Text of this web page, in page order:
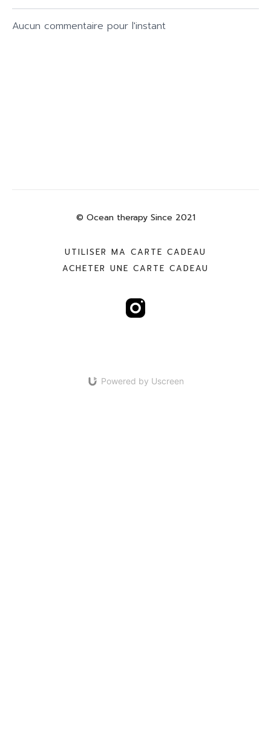
Aucun commentaire pour l'instant
© Ocean therapy Since 2021
UTILISER MA CARTE CADEAU
ACHETER UNE CARTE CADEAU
Powered by Uscreen